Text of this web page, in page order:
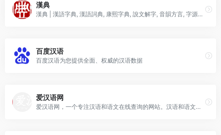
漢典
漢典 | 漢語字典, 漢語詞典, 康熙字典, 說文解字, 音韻方言, 字源字形, 異體字
百度汉语
百度汉语为您提供全面、权威的汉语数据
爱汉语网
爱汉语网，一个专注汉语和语文在线查询的网站。汉语和语文学习助手。